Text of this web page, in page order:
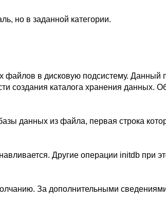
но в заданной категории.
файлов в дисковую подсистему. Данный
создания каталога хранения данных.
данных из файла, первая строка
Другие операции initdb при
За дополнительными